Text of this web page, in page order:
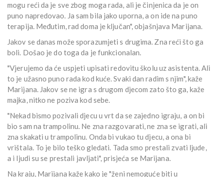
mogu reći da je sve zbog moga rada, ali je činjenica da je on
puno napredovao. Ja sam bila jako uporna, a on ide na puno
terapija. Međutim, rad doma je ključan", objašnjava Marijana.
Jakov se danas može sporazumjeti s drugima. Zna reći što ga
boli. Došao je do toga da je funkcionalan.
"Vjerujemo da će uspjeti upisati redovitu školu uz asistenta. Ali
to je užasno puno rada kod kuće. Svaki dan radim s njim", kaže
Marijana. Jakov se ne igra s drugom djecom zato što ga, kaže
majka, nitko ne poziva kod sebe.
"Nekad bismo pozivali djecu u vrt da se zajedno igraju, a on bi
bio sam na trampolinu. Ne zna razgovarati, ne zna se igrati, ali
zna skakati u trampolinu. Onda bi vukao tu djecu, a ona bi
vrištala. To je bilo teško gledati. Tada smo prestali zvati ljude,
a i ljudi su se prestali javljati", prisjeća se Marijana.
Na kraju, Marijana kaže kako je "ženi nemoguće biti u